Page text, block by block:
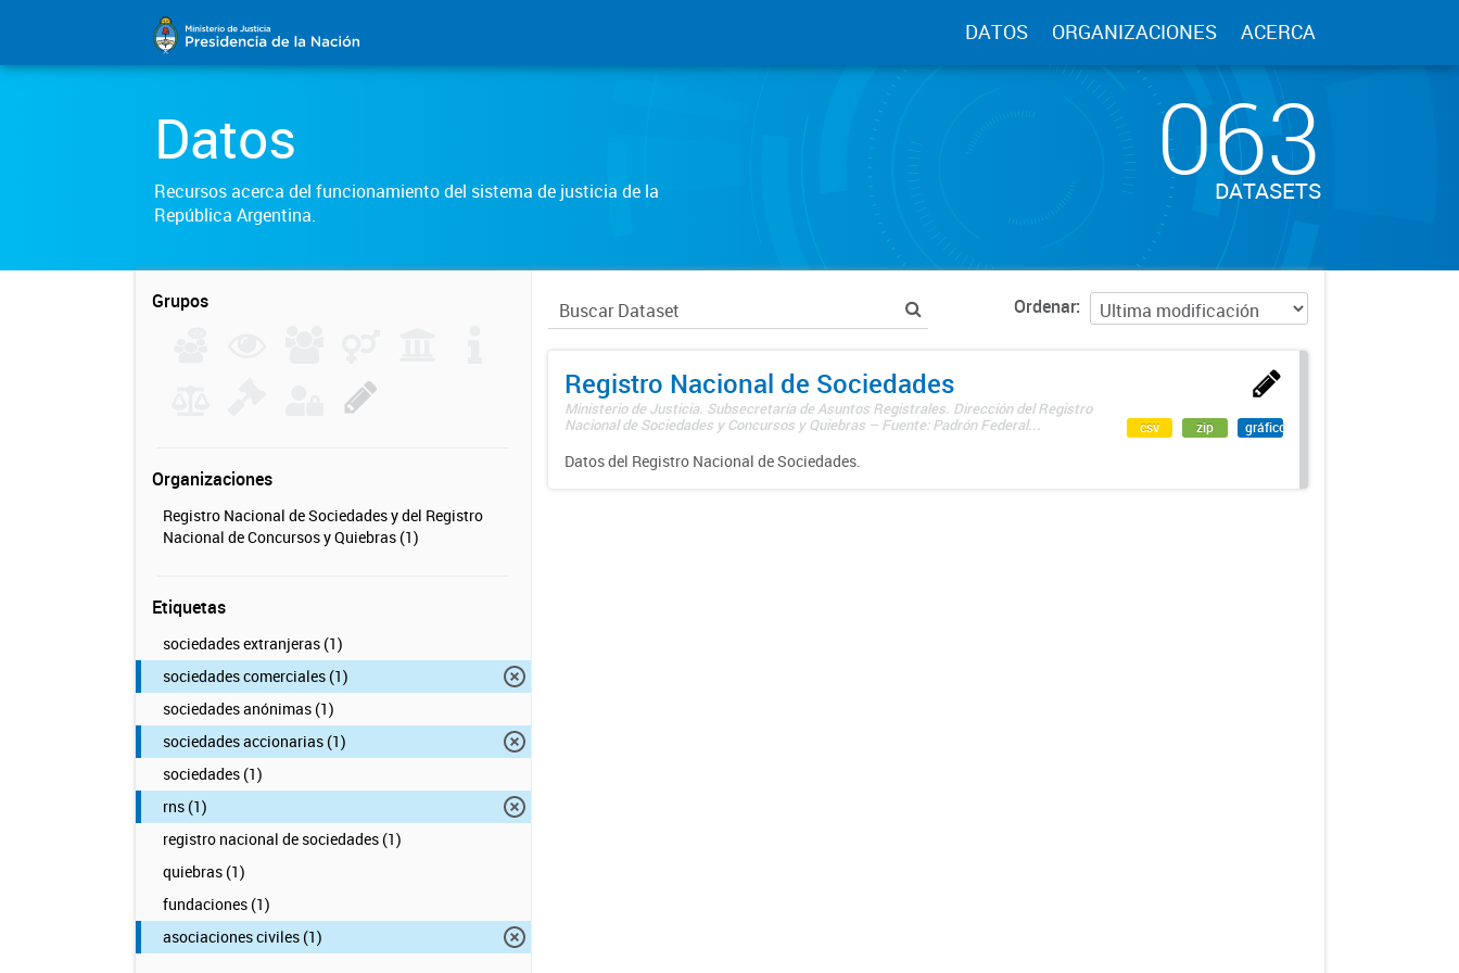
DATOS ORGANIZACIONES ACERCA
Datos
Recursos acerca del funcionamiento del sistema de justicia de la
República Argentina.
063
DATASETS
Grupos
Organizaciones
Registro Nacional de Sociedades y del Registro
Nacional de Concursos y Quiebras (1)
Etiquetas
sociedades extranjeras (1)
sociedades comerciales (1)
sociedades anónimas (1)
sociedades accionarias (1)
sociedades (1)
rns (1)
registro nacional de sociedades (1)
quiebras (1)
fundaciones (1)
asociaciones civiles (1)
Ordenar
Registro Nacional de Sociedades
Ministerio de Justicia. Subsecretaría de Asuntos Registrales. Dirección del Registro
Nacional de Sociedades y Concursos y Quiebras – Fuente: Padrón Federal...
Datos del Registro Nacional de Sociedades.
csv zip gráfico